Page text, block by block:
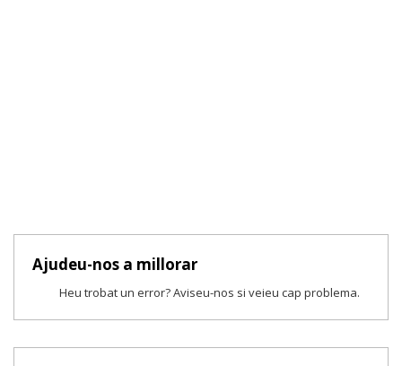
Ajudeu-nos a millorar
Heu trobat un error? Aviseu-nos si veieu cap problema.